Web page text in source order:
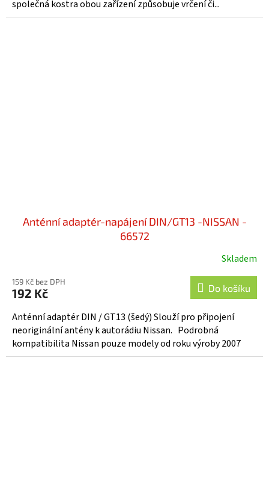
společná kostra obou zařízení způsobuje vrčení či...
Anténní adaptér-napájení DIN/GT13 -NISSAN -
66572
Skladem
159 Kč bez DPH
192 Kč Do košíku
Anténní adaptér DIN / GT13 (šedý) Slouží pro připojení
neoriginální antény k autorádiu Nissan. Podrobná
kompatibilita Nissan pouze modely od roku výroby 2007